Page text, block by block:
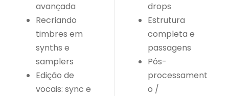
avançada
Recriando
timbres em
synths e
samplers
Edição de
vocais: sync e
drops
Estrutura
completa e
passagens
Pós-
processament
o /